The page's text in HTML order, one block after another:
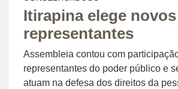
Itirapina elege novos
representantes
Assembleia contou com
representantes do poder público e
atuam na defesa dos direitos da